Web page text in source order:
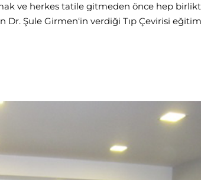
ve herkes tatile gitmeden önce hep
Dr. Şule Girmen‘in verdiği Tıp Çevirisi